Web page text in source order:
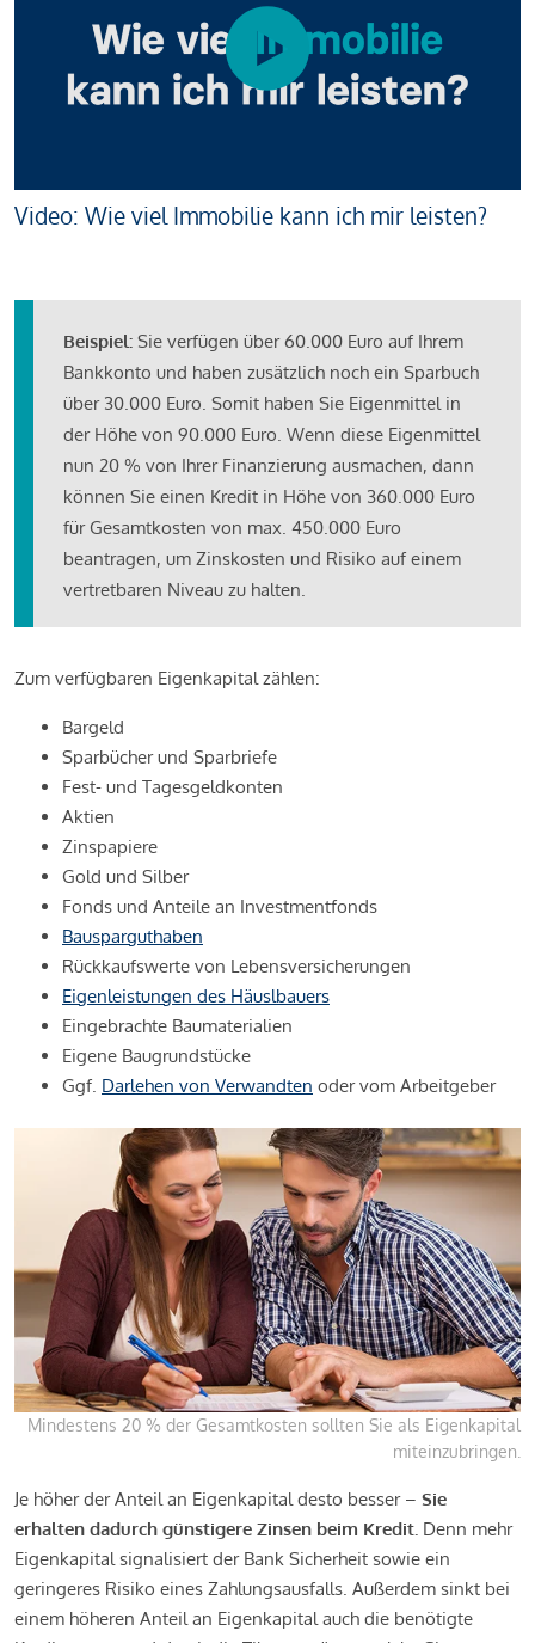
Video: Wie viel Immobilie kann ich mir leisten?
Beispiel: Sie verfügen über 60.000 Euro auf Ihrem
Bankkonto und haben zusätzlich noch ein Sparbuch
über 30.000 Euro. Somit haben Sie Eigenmittel in
der Höhe von 90.000 Euro. Wenn diese Eigenmittel
nun 20 % von Ihrer Finanzierung ausmachen, dann
können Sie einen Kredit in Höhe von 360.000 Euro
für Gesamtkosten von max. 450.000 Euro
beantragen, um Zinskosten und Risiko auf einem
vertretbaren Niveau zu halten.
Zum verfügbaren Eigenkapital zählen:
Bargeld
Sparbücher und Sparbriefe
Fest- und Tagesgeldkonten
Aktien
Zinspapiere
Gold und Silber
Fonds und Anteile an Investmentfonds
Bausparguthaben
Rückkaufswerte von Lebensversicherungen
Eigenleistungen des Häuslbauers
Eingebrachte Baumaterialien
Eigene Baugrundstücke
Ggf. Darlehen von Verwandten oder vom Arbeitgeber
Mindestens 20 % der Gesamtkosten sollten Sie als Eigenkapital
miteinzubringen.
Je höher der Anteil an Eigenkapital desto besser – Sie
erhalten dadurch günstigere Zinsen beim Kredit. Denn mehr
Eigenkapital signalisiert der Bank Sicherheit sowie ein
geringeres Risiko eines Zahlungsausfalls. Außerdem sinkt bei
einem höheren Anteil an Eigenkapital auch die benötigte